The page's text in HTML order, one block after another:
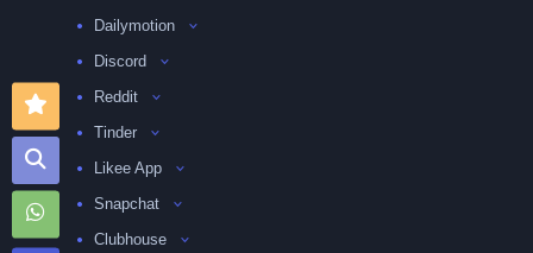
Dailymotion
Discord
Reddit
Tinder
Likee App
Snapchat
Clubhouse